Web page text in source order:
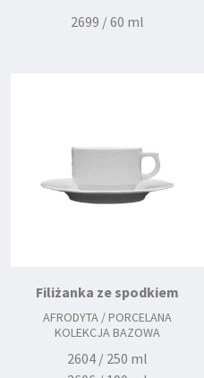
2699 / 60 ml
Filiżanka ze spodkiem
AFRODYTA / PORCELANA
KOLEKCJA BAZOWA
2604 / 250 ml